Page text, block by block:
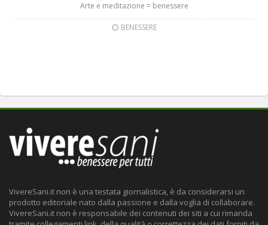
Arte e meditazione = benessere
BENESSERE
VivereSani.it non è una testata giornalistica, è da considerarsi un
prodotto editoriale nato dalla passione e dalla voglia di collaborare.
VivereSani.it non è responsabile dei contenuti dei siti a cui rimanda